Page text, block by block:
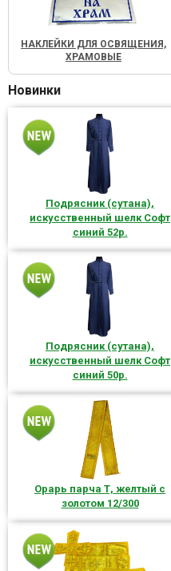
НАКЛЕЙКИ ДЛЯ ОСВЯЩЕНИЯ,
ХРАМОВЫЕ
Новинки
Подрясник (сутана),
искусственный шелк Софт
синий 52р.
Подрясник (сутана),
искусственный шелк Софт
синий 50р.
Орарь парча Т, желтый с
золотом 12/300